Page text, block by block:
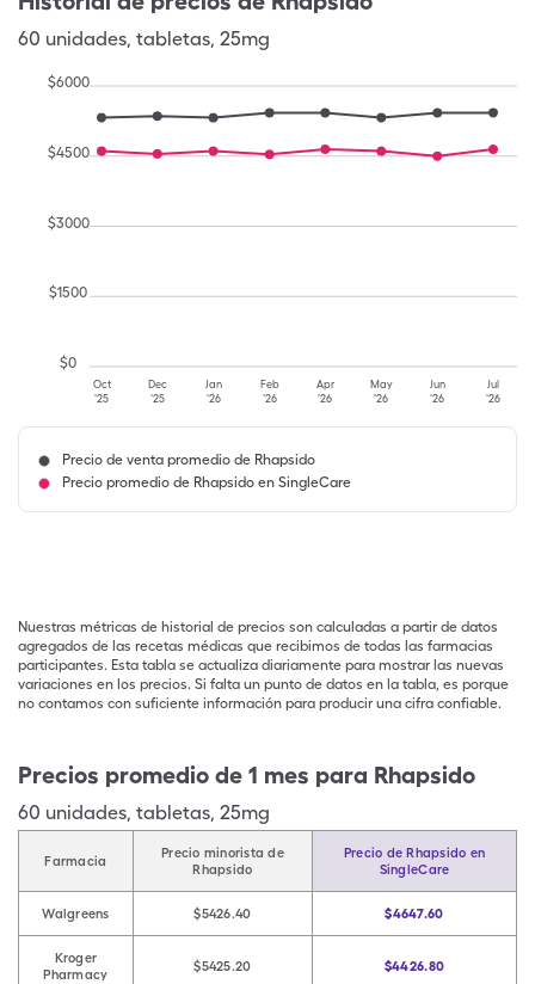
60 unidades, tabletas, 25mg
Oct
'25
Dec
'25
Jan
'26
Feb
'26
Apr
'26
May
'26
Jun
'26
Jul
'26
$0
$1500
$3000
$4500
$6000
Precio de venta promedio de Rhapsido
Precio promedio de Rhapsido en SingleCare
Nuestras métricas de historial de precios son calculadas a partir de datos
agregados de las recetas médicas que recibimos de todas las farmacias
participantes. Esta tabla se actualiza diariamente para mostrar las nuevas
variaciones en los precios. Si falta un punto de datos en la tabla, es porque
no contamos con suficiente información para producir una cifra confiable.
Precios promedio de 1 mes para Rhapsido
60 unidades, tabletas, 25mg
Farmacia
Precio minorista de
Rhapsido
Precio de Rhapsido en
SingleCare
Walgreens $5426.40 $4647.60
Kroger
Pharmacy
$5425.20 $4426.80